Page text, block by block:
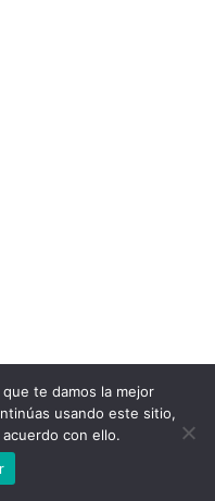
te damos la mejor
usando este sitio,
con ello.